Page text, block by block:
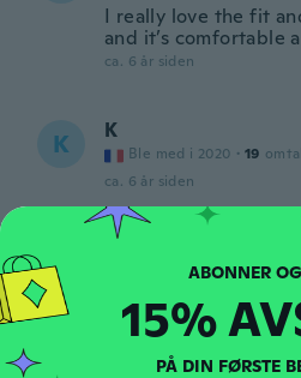
I really love the fit
and it’s comfortable
ca. 6 år siden
K K
Ble med i 2020 · 19
ca. 6 år siden
G Ble med i 2018 7
Vraiment nul je
ca. 6 år siden
15%
PÅ DIN FØRSTE